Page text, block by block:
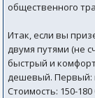
общественного
Итак, если вы
двумя путями (не
быстрый и
дешевый. Первый:
Стоимость: 150-